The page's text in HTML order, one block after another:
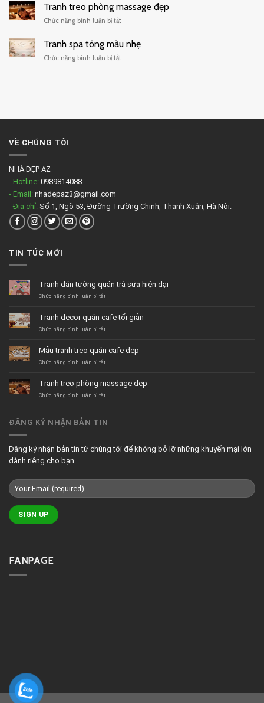
giản
quán
đẹp
Tranh treo phòng massage đẹp
Chức năng bình luận bị tắtở
treo
phòng
massage
Tranh spa tông màu nhẹ
Chức năng bình luận bị tắtở
VỀ CHÚNG TÔI
NHÀ ĐẸP AZ
- Hotline: 0989814088
- Email: nhadepaz3@gmail.com
- Địa chỉ: Số 1, Ngõ 53, Đường Trường Chinh, Thanh Xuân, Hà Nội.
TIN TỨC MỚI
Tranh dán tường quán trà sữa hiện đại
Chức năng bình luận bị tắtở
tường
quán
hiện
đại
Tranh decor quán cafe tối giản
Chức năng bình luận bị tắtở
quán
cafe
Mẫu tranh treo quán cafe đẹp
Chức năng bình luận bị tắtở
treo
quán
Tranh treo phòng massage đẹp
Chức năng bình luận bị tắtở
phòng
ĐĂNG KÝ NHẬN BẢN TIN
Đăng ký nhận bản tin từ chúng tôi để không bỏ lỡ những khuyến mại lớn
dành riêng cho bạn.
FANPAGE